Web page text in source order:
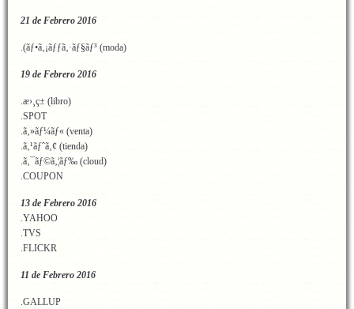
21 de Febrero 2016
.(ãƒ•ã‚¡ãƒƒã‚·ãƒ§ãƒ³ (moda)
19 de Febrero 2016
.æ›¸ç± (libro)
.SPOT
.ã‚»ãƒ¼ãƒ« (venta)
.ã‚¹ãƒˆã‚¢ (tienda)
.ã‚¯ãƒ©ã‚¦ãƒ‰ (cloud)
.COUPON
13 de Febrero 2016
.YAHOO
.TVS
.FLICKR
11 de Febrero 2016
.GALLUP